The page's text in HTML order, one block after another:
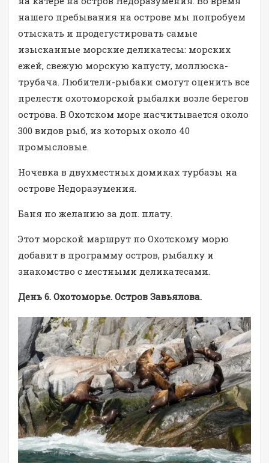
нашего пребывания на острове мы попробуем
отыскать и продегустировать самые
изысканные морские деликатесы: морских
ежей, свежую морскую капусту, моллюска-
трубача. Любители-рыбаки смогут оценить все
прелести охотоморской рыбалки возле берегов
острова. В Охотском море насчитывается около
300 видов рыб, из которых около 40
промысловые.
Ночевка в двухместных домиках турбазы на
острове Недоразумения.
Баня по желанию за доп. плату.
Этот морской маршрут по Охотскому морю
добавит в программу остров, рыбалку и
знакомство с местными деликатесами.
День 6. Охотоморье. Остров Завьялова.